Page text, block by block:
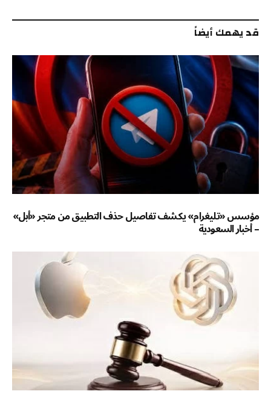
قد يهمك أيضاً
مؤسس «تليغرام» يكشف تفاصيل حذف التطبيق من متجر «أبل»
– أخبار السعودية